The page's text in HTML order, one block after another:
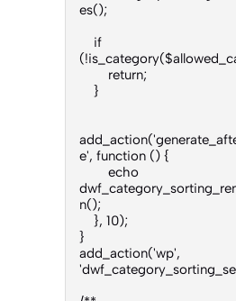
es();
e', function () {
n();
}
add_action('wp',